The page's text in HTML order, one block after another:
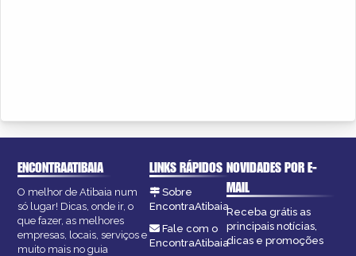
ENCONTRAATIBAIA
O melhor de Atibaia num
só lugar! Dicas, onde ir, o
que fazer, as melhores
empresas, locais, serviços e
muito mais no guia
LINKS RÁPIDOS
Sobre
EncontraAtibaia
Fale com o
EncontraAtibaia
NOVIDADES POR E-
MAIL
Receba grátis as
principais notícias,
dicas e promoções